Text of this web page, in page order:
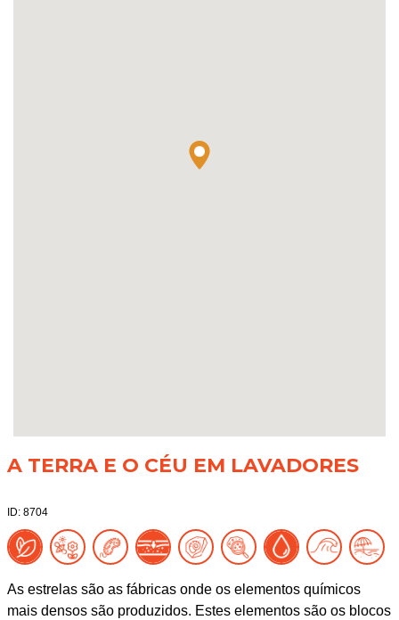
A TERRA E O CÉU EM LAVADORES
ID: 8704
As estrelas são as fábricas onde os elementos químicos
mais densos são produzidos. Estes elementos são os blocos